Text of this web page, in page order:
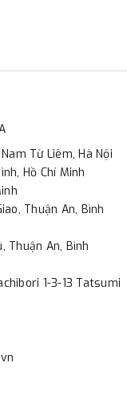
Từ Liêm, Hà Nội
Hồ Chí Minh
Thuận An, Bình
Thuận An, Bình
1-3-13 Tatsumi